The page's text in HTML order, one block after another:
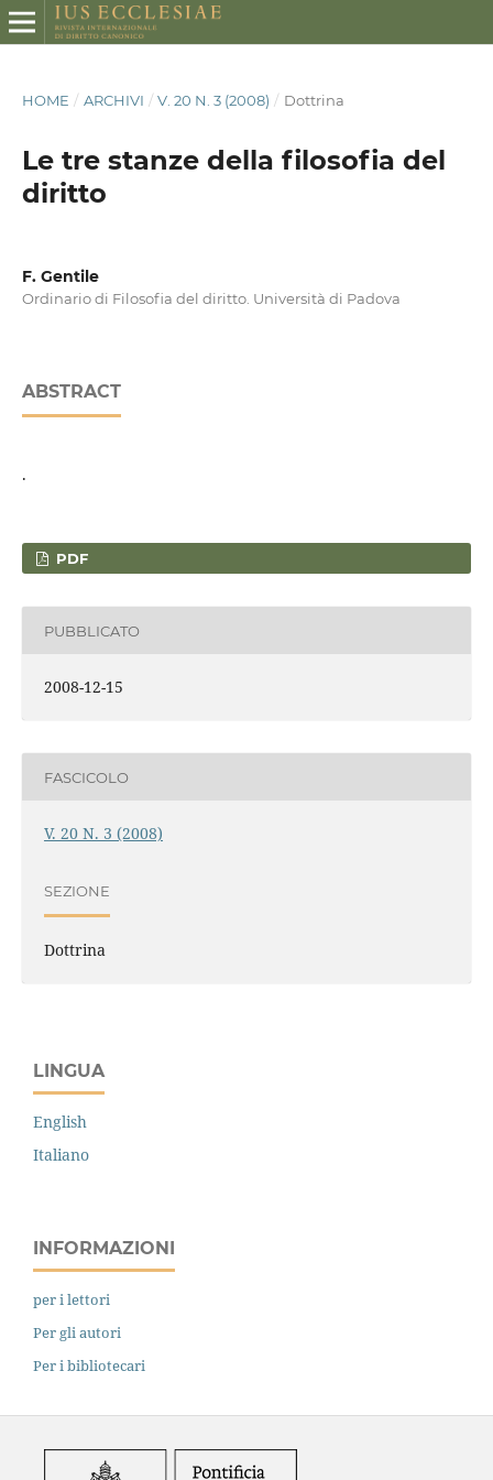
HOME / ARCHIVI / V. 20 N. 3 (2008) / Dottrina
Le tre stanze della filosofia del
diritto
F. Gentile
Ordinario di Filosofia del diritto. Università di Padova
ABSTRACT
.
PDF
PUBBLICATO
2008-12-15
FASCICOLO
V. 20 N. 3 (2008)
SEZIONE
Dottrina
LINGUA
English
Italiano
INFORMAZIONI
per i lettori
Per gli autori
Per i bibliotecari